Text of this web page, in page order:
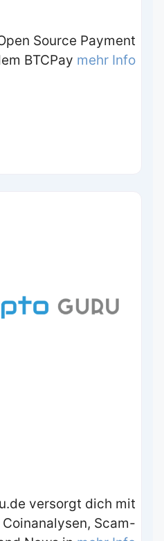
Source Payment
BTCPay mehr Info
versorgt dich mit
Scam-